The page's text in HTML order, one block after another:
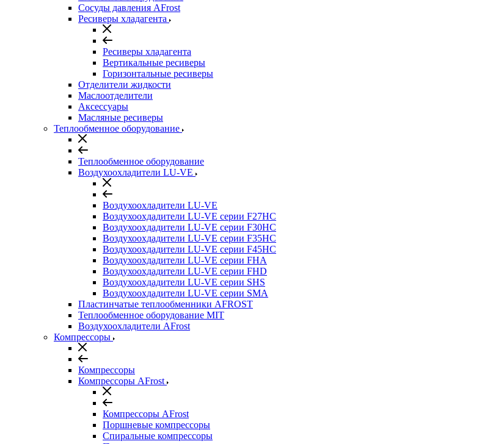
Сосуды давления AFrost
Ресиверы хладагента
Ресиверы хладагента
Вертикальные ресиверы
Горизонтальные ресиверы
Отделители жидкости
Маслоотделители
Аксессуары
Масляные ресиверы
Теплообменное оборудование
Теплообменное оборудование
Воздухоохладители LU-VE
Воздухоохладители LU-VE
Воздухоохдадители LU-VE серии F27HC
Воздухоохдадители LU-VE серии F30HC
Воздухоохдадители LU-VE серии F35HC
Воздухоохдадители LU-VE серии F45HC
Воздухоохдадители LU-VE серии FHA
Воздухоохдадители LU-VE серии FHD
Воздухоохдадители LU-VE серии SHS
Воздухоохдадители LU-VE серии SMA
Пластинчатые теплообменники AFROST
Теплообменное оборудование MIT
Воздухоохладители AFrost
Компрессоры
Компрессоры
Компрессоры AFrost
Компрессоры AFrost
Поршневые компрессоры
Спиральные компрессоры